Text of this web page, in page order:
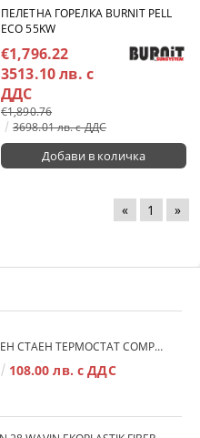
ПЕЛЕТНА ГОРЕЛКА BURNIT PELL
ECO 55KW
€1,796.22
3513.10 лв. с
ДДС
€1,890.76
3698.01 лв. с ДДС
« 1 »
БЕЗЖИЧЕН СТАЕН ТЕРМОСТАТ COMPUTHERM Q7RF
108.00 лв. с ДДС